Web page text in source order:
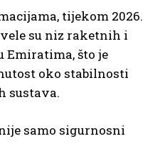
tijekom 2026.
su niz raketnih i
Emiratima, što je
oko stabilnosti
sustava.
samo sigurnosni